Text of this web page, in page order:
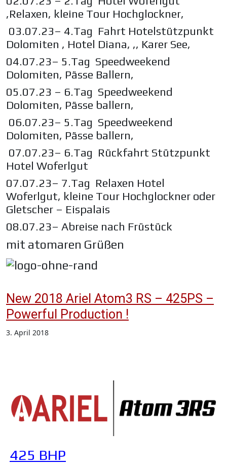
,Relaxen, kleine Tour Hochglockner,
03.07.23– 4.Tag Fahrt Hotelstützpunkt
Dolomiten , Hotel Diana, ,, Karer See,
04.07.23– 5.Tag Speedweekend
Dolomiten, Pässe Ballern,
05.07.23 – 6.Tag Speedweekend
Dolomiten, Pässe ballern,
06.07.23– 5.Tag Speedweekend
Dolomiten, Pässe ballern,
07.07.23– 6.Tag Rückfahrt Stützpunkt
Hotel Woferlgut
07.07.23– 7.Tag Relaxen Hotel
Woferlgut, kleine Tour Hochglockner oder
Gletscher – Eispalais
08.07.23– Abreise nach Früstück
mit atomaren Grüßen
New 2018 Ariel Atom3 RS – 425PS –
Powerful Production !
3. April 2018
425 BHP